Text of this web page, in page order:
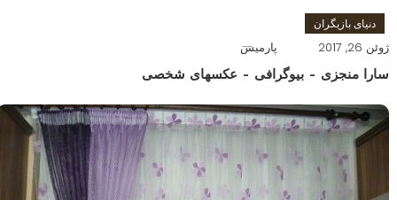
دنیای بازیگران
ژوئن 26, 2017 پارمیس
سارا منجزی – بیوگرافی – عکسهای شخصی